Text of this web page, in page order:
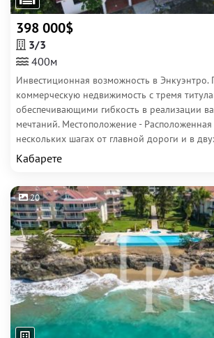
398 000$
3/3
400м
Инвестиционная возможность в Энкуэнтро.
коммерческую недвижимость с тремя
обеспечивающими гибкость в реализации
мечтаний. Местоположение - Расположенная
нескольких шагах от главной дороги и в
Кабарете
20